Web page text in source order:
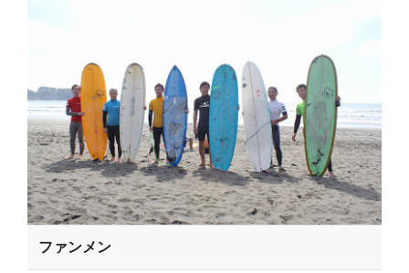
ファンメン